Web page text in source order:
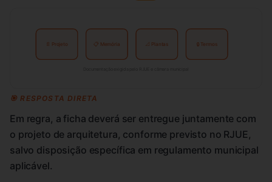
📄 Projeto 📋 Memória 📐 Plantas 🔒 Termos
🎯 RESPOSTA DIRETA
Em regra, a ficha deverá ser entregue juntamente com
o projeto de arquitetura, conforme previsto no RJUE,
salvo disposição específica em regulamento municipal
aplicável.